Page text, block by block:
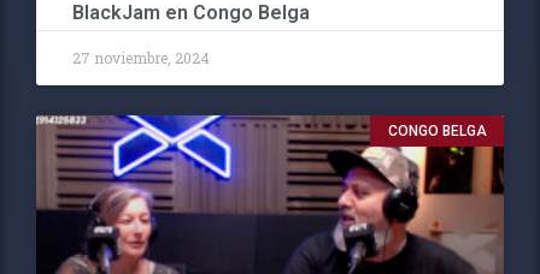
BlackJam en Congo Belga
27 noviembre, 2024
CONGO BELGA